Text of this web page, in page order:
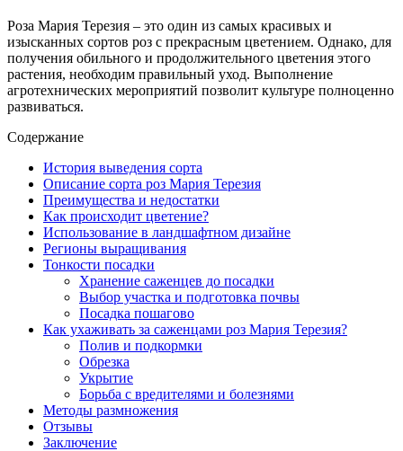
Роза Мария Терезия – это один из самых красивых и
изысканных сортов роз с прекрасным цветением. Однако, для
получения обильного и продолжительного цветения этого
растения, необходим правильный уход. Выполнение
агротехнических мероприятий позволит культуре полноценно
развиваться.
Содержание
История выведения сорта
Описание сорта роз Мария Терезия
Преимущества и недостатки
Как происходит цветение?
Использование в ландшафтном дизайне
Регионы выращивания
Тонкости посадки
Хранение саженцев до посадки
Выбор участка и подготовка почвы
Посадка пошагово
Как ухаживать за саженцами роз Мария Терезия?
Полив и подкормки
Обрезка
Укрытие
Борьба с вредителями и болезнями
Методы размножения
Отзывы
Заключение